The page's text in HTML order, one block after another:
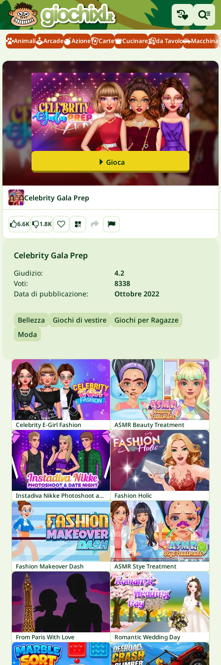
Animali Arcade Azione Carte Cucinare da Tavolo Macchina
Gioca
Celebrity Gala Prep
6.6K 1.8K
Celebrity Gala Prep
Giudizio:
4.2
Voti:
8338
Data di pubblicazione:
Ottobre 2022
Bellezza Giochi di vestire
Giochi per Ragazze
Moda
Celebrity E-Girl Fashion ASMR Beauty Treatment
Instadiva Nikke Photoshoot and Date Night Fashion Holic
Fashion Makeover Dash ASMR Stye Treatment
From Paris With Love Romantic Wedding Day